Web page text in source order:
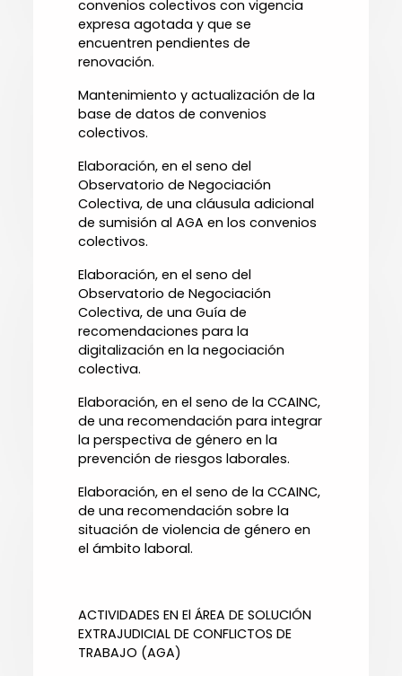
convenios colectivos con vigencia
expresa agotada y que se
encuentren pendientes de
renovación.
Mantenimiento y actualización de la
base de datos de convenios
colectivos.
Elaboración, en el seno del
Observatorio de Negociación
Colectiva, de una cláusula adicional
de sumisión al AGA en los convenios
colectivos.
Elaboración, en el seno del
Observatorio de Negociación
Colectiva, de una Guía de
recomendaciones para la
digitalización en la negociación
colectiva.
Elaboración, en el seno de la CCAINC,
de una recomendación para integrar
la perspectiva de género en la
prevención de riesgos laborales.
Elaboración, en el seno de la CCAINC,
de una recomendación sobre la
situación de violencia de género en
el ámbito laboral.
ACTIVIDADES EN El ÁREA DE SOLUCIÓN
EXTRAJUDICIAL DE CONFLICTOS DE
TRABAJO (AGA)